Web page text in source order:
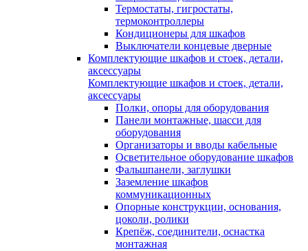
Термостаты, гигростаты,
термоконтроллеры
Кондиционеры для шкафов
Выключатели концевые дверные
Комплектующие шкафов и стоек, детали,
аксессуары
Комплектующие шкафов и стоек, детали,
аксессуары
Полки, опоры для оборудования
Панели монтажные, шасси для
оборудования
Организаторы и вводы кабельные
Осветительное оборудование шкафов
Фальшпанели, заглушки
Заземление шкафов
коммуникационных
Опорные конструкции, основания,
цоколи, ролики
Крепёж, соединители, оснастка
монтажная